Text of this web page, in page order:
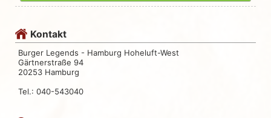
Kontakt
Burger Legends - Hamburg Hoheluft-West
Gärtnerstraße 94
20253 Hamburg
Tel.: 040-543040